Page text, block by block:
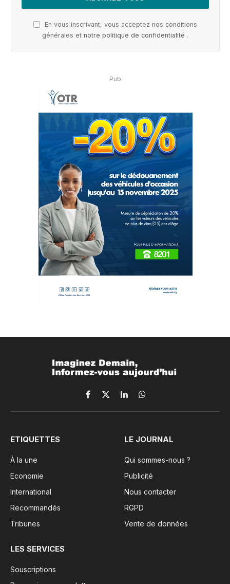
En vous inscrivant, vous acceptez nos conditions
générales et notre politique de confidentialité .
Pub
Facebook
X
(Twitter)
LinkedInWhatsApp
ETIQUETTES
À la une
Economie
International
Recommandés
Tribunes
LE JOURNAL
Qui sommes-nous ?
Publicité
Nous contacter
RGPD
Vente de données
LES SERVICES
Souscriptions